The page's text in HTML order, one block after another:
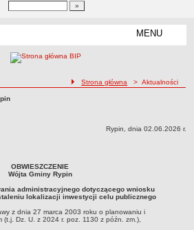
MENU
ścieżka nawigacji
Strona główna > Aktualności
Rypin, dnia 02.06.2026 r.
OBWIESZCZENIE
Wójta Gminy Rypin
administracyjnego dotyczącego wniosku
lokalizacji inwestycji celu publicznego
z dnia 27 marca 2003 roku o planowaniu i
Dz. U. z 2024 r. poz. 1130 z późn. zm.),